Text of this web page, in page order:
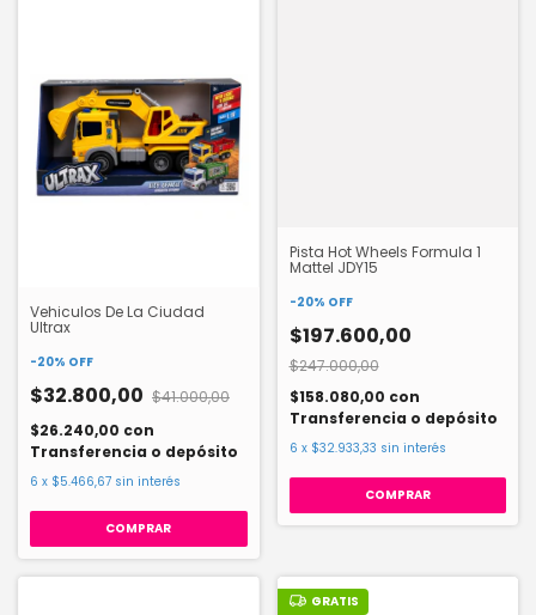
Vehiculos De La Ciudad
Ultrax
-20% OFF
$32.800,00 $41.000,00
$26.240,00 con
Transferencia o depósito
6 x $5.466,67 sin interés
COMPRAR
Pista Hot Wheels Formula 1
Mattel JDY15
-20% OFF
$197.600,00
$247.000,00
$158.080,00 con
Transferencia o depósito
6 x $32.933,33 sin interés
GRATIS